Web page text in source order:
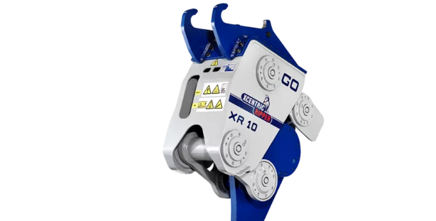
Építési terület
automatizálása
Fokozott hatékonyság: A Topcon lézer-, GPS- és ultrahang-technológiái
lehetővé teszik a kotrógépekkel, földgyalukkal és kotrókkal végzett
Tudjon meg többet a rendszerekről